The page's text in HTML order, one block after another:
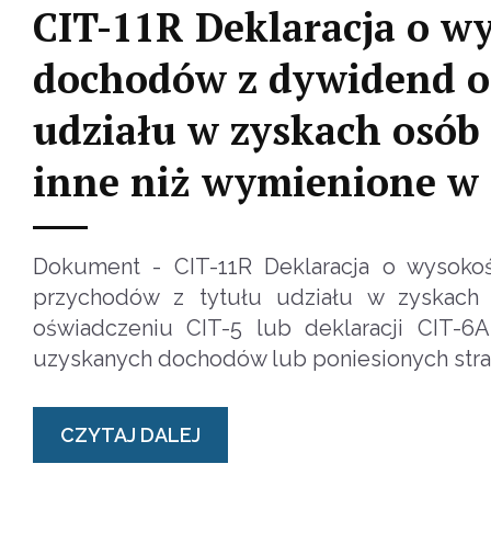
CIT-11R Deklaracja o
dochodów z dywidend
udziału w zyskach
inne niż wymienione w
Dokument - CIT-11R Deklaracja o
przychodów z tytułu udziału w
oświadczeniu CIT-5 lub deklaracji CIT-
uzyskanych dochodów lub poniesionych
CZYTAJ DALEJ